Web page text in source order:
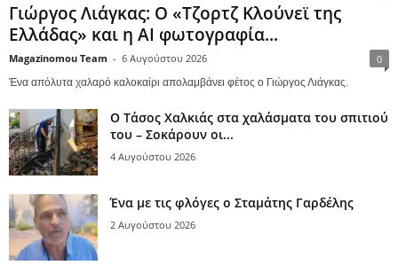
Γιώργος Λιάγκας: Ο «Τζορτζ Κλούνεϊ της
Ελλάδας» και η AI φωτογραφία...
Magazinomou Team - 6 Αυγούστου 2026 0
Ένα απόλυτα χαλαρό καλοκαίρι απολαμβάνει φέτος ο Γιώργος Λιάγκας.
Ο Τάσος Χαλκιάς στα χαλάσματα του σπιτιού
του – Σοκάρουν οι...
4 Αυγούστου 2026
Ένα με τις φλόγες ο Σταμάτης Γαρδέλης
2 Αυγούστου 2026